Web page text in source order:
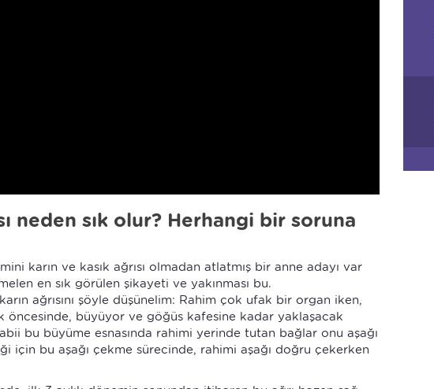
neden sık olur? Herhangi bir soruna
karın ve kasık ağrısı olmadan atlatmış bir anne adayı var
en sık görülen şikayeti ve yakınması bu.
ağrısını şöyle düşünelim: Rahim çok ufak bir organ iken,
büyüyor ve göğüs kafesine kadar yaklaşacak
bu büyüme esnasında rahimi yerinde tutan bağlar onu aşağı
bu aşağı çekme sürecinde, rahimi aşağı doğru çekerken